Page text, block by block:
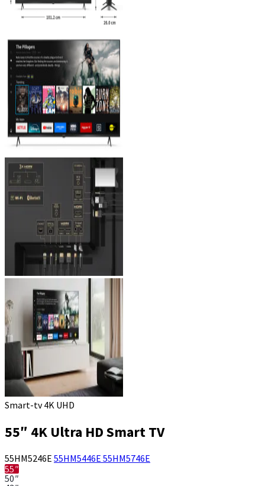
Smart-tv 4K UHD
55″ 4K Ultra HD Smart TV
55HM5246E 55HM5446E 55HM5746E
55″
50″